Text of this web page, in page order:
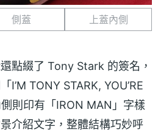
側蓋 上蓋內側
點綴了 Tony Stark 的簽名，
I’M TONY STARK, YOU’RE
則印有「IRON MAN」字樣
介紹文字，整體結構巧妙呼